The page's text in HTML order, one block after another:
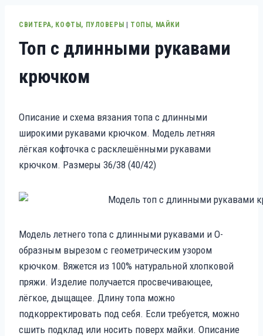
СВИТЕРА, КОФТЫ, ПУЛОВЕРЫ | ТОПЫ, МАЙКИ
Топ с длинными рукавами
крючком
Описание и схема вязания топа с длинными
широкими рукавами крючком. Модель летняя
лёгкая кофточка с расклешёнными рукавами
крючком. Размеры 36/38 (40/42)
Модель летнего топа с длинными рукавами и O-
образным вырезом с геометрическим узором
крючком. Вяжется из 100% натуральной хлопковой
пряжи. Изделие получается просвечивающее,
лёгкое, дыщащее. Длину топа можно
подкорректировать под себя. Если требуется, можно
сшить подклад или носить поверх майки. Описание